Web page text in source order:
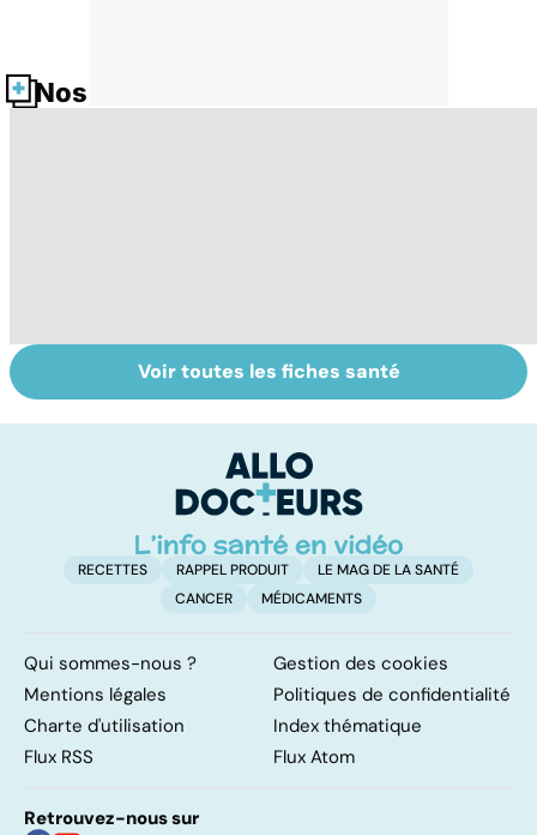
Nos fiches santé
Suicide : prévenir
le passage à
Virus du Nil
occidental : ce
sur cette
infection
Voir toutes les fiches santé
RECETTES RAPPEL PRODUIT
LE MAG DE LA SANTÉ
CANCER
MÉDICAMENTS
Qui sommes-nous ?
Gestion des cookies
Mentions légales
Politiques de confidentialité
Charte d'utilisation
Index thématique
Flux RSS
Flux Atom
Retrouvez-nous sur